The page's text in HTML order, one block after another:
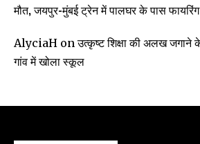
मौत, जयपुर-मुंबई ट्रेन में पालघर के पास फायरिंग
AlyciaH onउत्कृष्ट शिक्षा की अलख
गांव में खोला स्कूल